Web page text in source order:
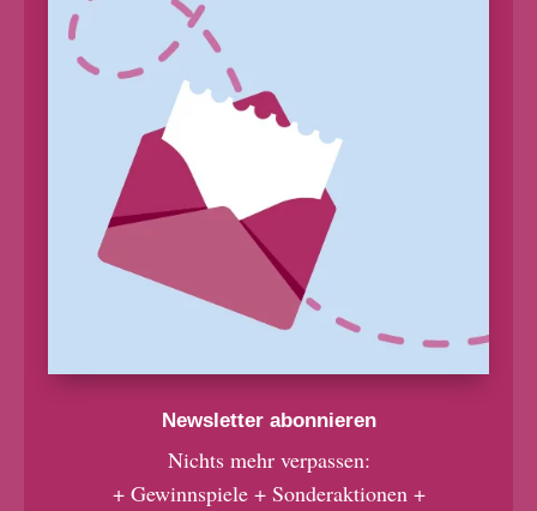
Newsletter abonnieren
Nichts mehr verpassen:
+ Gewinnspiele + Sonderaktionen +